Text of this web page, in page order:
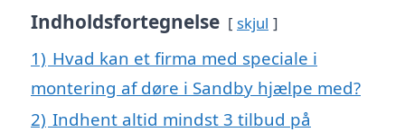
Indholdsfortegnelse skjul
1) Hvad kan et firma med speciale i
montering af døre i Sandby hjælpe med?
2) Indhent altid mindst 3 tilbud på